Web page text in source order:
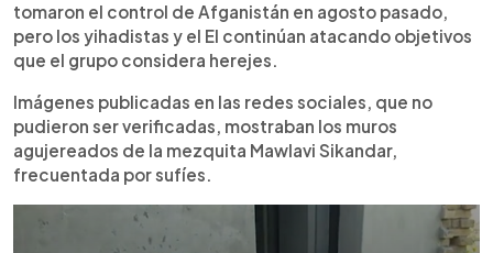
tomaron el control de Afganistán en agosto pasado,
pero los yihadistas y el EI continúan atacando objetivos
que el grupo considera herejes.
Imágenes publicadas en las redes sociales, que no
pudieron ser verificadas, mostraban los muros
agujereados de la mezquita Mawlavi Sikandar,
frecuentada por sufíes.